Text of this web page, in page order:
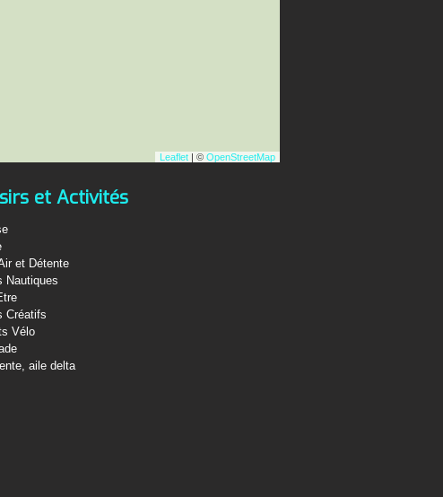
Leaflet | © OpenStreetMap
et Activités
et Détente
Nautiques
Créatifs
Vélo
aile delta